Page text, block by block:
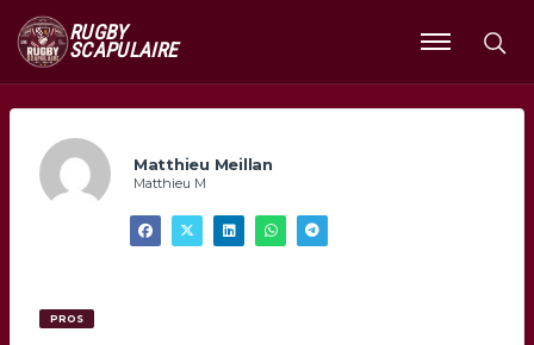
RUGBY
SCAPULAIRE
Ouvrir
le
Matthieu Meillan
Matthieu M
PROS